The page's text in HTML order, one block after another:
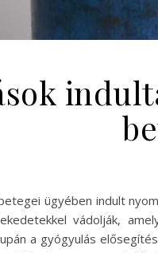
ügyében indult
vádolják,
a gyógyulás